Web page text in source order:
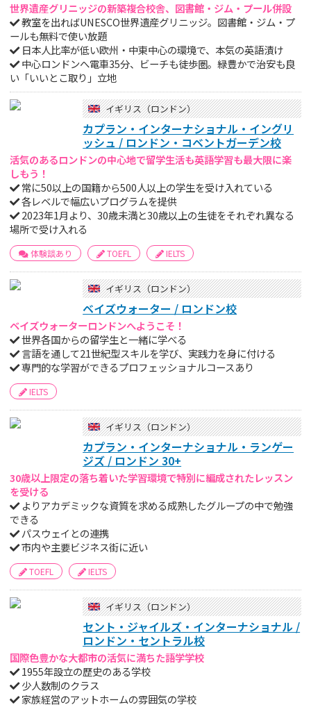
世界遺産グリニッジの新築複合校舎、図書館・ジム・プール併設
教室を出ればUNESCO世界遺産グリニッジ。図書館・ジム・プ
ールも無料で使い放題
日本人比率が低い欧州・中東中心の環境で、本気の英語漬け
中心ロンドンへ電車35分、ビーチも徒歩圏。緑豊かで治安も良
い「いいとこ取り」立地
イギリス（ロンドン）
カプラン・インターナショナル・イングリ
ッシュ / ロンドン・コベントガーデン校
活気のあるロンドンの中心地で留学生活も英語学習も最大限に楽
しもう！
常に50以上の国籍から500人以上の学生を受け入れている
各レベルで幅広いプログラムを提供
2023年1月より、30歳未満と30歳以上の生徒をそれぞれ異なる
場所で受け入れる
体験談あり TOEFL IELTS
イギリス（ロンドン）
ベイズウォーター / ロンドン校
ベイズウォーターロンドンへようこそ！
世界各国からの留学生と一緒に学べる
言語を通して21世紀型スキルを学び、実践力を身に付ける
専門的な学習ができるプロフェッショナルコースあり
IELTS
イギリス（ロンドン）
カプラン・インターナショナル・ランゲー
ジズ / ロンドン 30+
30歳以上限定の落ち着いた学習環境で特別に編成されたレッスン
を受ける
よりアカデミックな資質を求める成熟したグループの中で勉強
できる
パスウェイとの連携
市内や主要ビジネス街に近い
TOEFL IELTS
イギリス（ロンドン）
セント・ジャイルズ・インターナショナル /
ロンドン・セントラル校
国際色豊かな大都市の活気に満ちた語学学校
1955年設立の歴史のある学校
少人数制のクラス
家族経営のアットホームの雰囲気の学校